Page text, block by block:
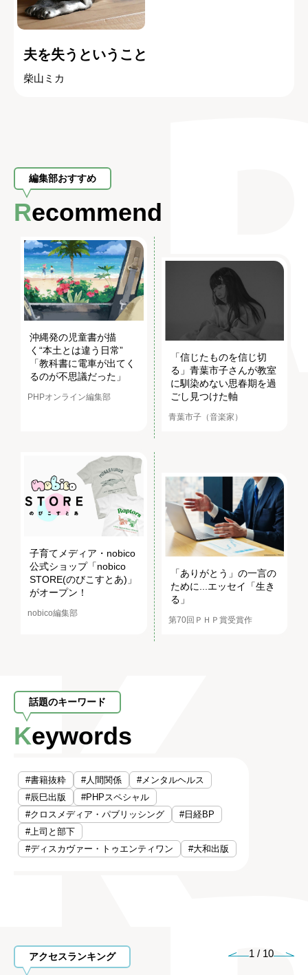
夫を失うということ
柴山ミカ
編集部おすすめ
Recommend
沖縄発の児童書が描
く“本土とは違う日常”
「教科書に電車が出てく
るのが不思議だった」
PHPオンライン編集部
「信じたものを信じ切
る」青葉市子さんが教室
に馴染めない思春期を過
ごし見つけた軸
青葉市子（音楽家）
子育てメディア・nobico
公式ショップ「nobico
STORE(のびこすとあ)」
がオープン！
nobico編集部
「ありがとう」の一言の
ために...エッセイ「生き
る」
第70回ＰＨＰ賞受賞作
話題のキーワード
Keywords
#書籍抜粋 #人間関係
#メンタルヘルス
#辰巳出版
#PHPスペシャル
#クロスメディア・パブリッシング
#日経BP
#上司と部下
#ディスカヴァー・トゥエンティワン
#大和出版
アクセスランキング 1 / 10